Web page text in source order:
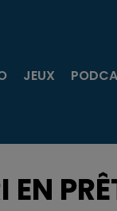
JEUX